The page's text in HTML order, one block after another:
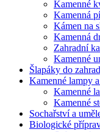
Kamenné
Kamenná
Kámen na
Kamenná
Zahradní
Kamenné
Šlapáky do
Kamenné lampy
Kamenné
Kamenné
Sochařství a
Biologické